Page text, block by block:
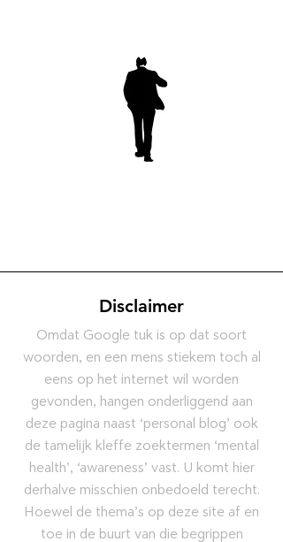
Disclaimer
Omdat Google tuk is op dat soort
woorden, en een mens stiekem toch al
eens op het internet wil worden
gevonden, hangen onderliggend aan
deze pagina naast ‘personal blog’ ook
de tamelijk kleffe zoektermen ‘mental
health’, ‘awareness’ vast. U komt hier
derhalve misschien onbedoeld terecht.
Hoewel de thema’s op deze site af en
toe in de buurt van die begrippen